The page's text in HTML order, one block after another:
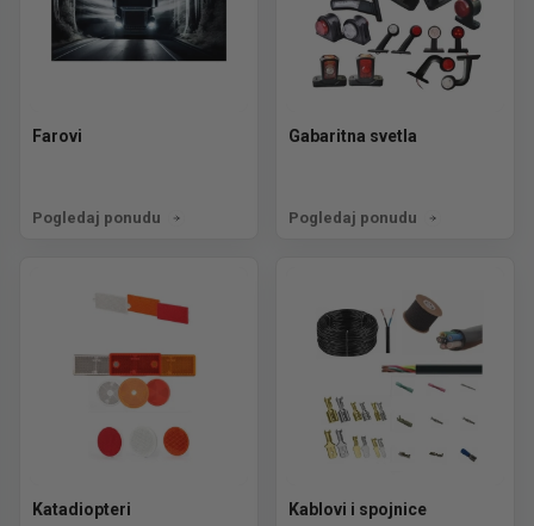
Farovi
Pogledaj ponudu
Gabaritna svetla
Pogledaj ponudu
Katadiopteri Kablovi i spojnice